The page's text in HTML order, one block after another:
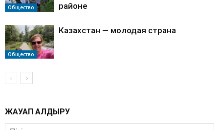
Общество
районе
Общество
Казахстан — молодая страна
ЖАУАП ҚАЛДЫРУ